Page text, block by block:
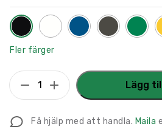
Fler färger
Flaggskylt
Spa
x
Lägg
Få hjälp med att handla. Maila